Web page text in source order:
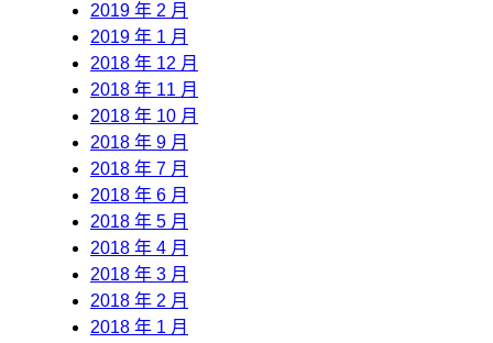
2019 年 2 月
2019 年 1 月
2018 年 12 月
2018 年 11 月
2018 年 10 月
2018 年 9 月
2018 年 7 月
2018 年 6 月
2018 年 5 月
2018 年 4 月
2018 年 3 月
2018 年 2 月
2018 年 1 月